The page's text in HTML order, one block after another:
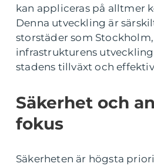
kan appliceras på alltmer
Denna utveckling är
storstäder som
infrastrukturens
stadens tillväxt och
Säkerhet och
fokus
Säkerheten är högsta